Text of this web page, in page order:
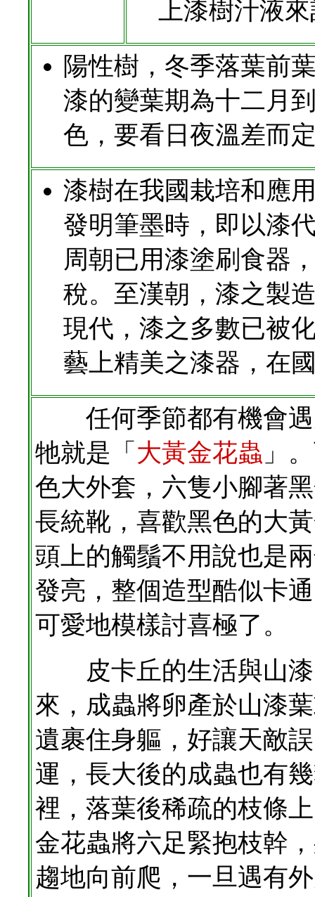
上漆樹汁液
陽性樹，冬季落葉前
漆的變葉期為十二月
色，要看日夜溫差而
漆樹在我國栽培和應
發明筆墨時，即以漆
周朝已用漆塗刷食器
稅。至漢朝，漆之製
現代，漆之多數已被
藝上精美之漆器，在
任何季節都有機會遇
牠就是「 大黃金花蟲 」
色大外套，六隻小腳著
長統靴，喜歡黑色的大
頭上的觸鬚不用說也是
發亮，整個造型酷似卡
可愛地模樣討喜極了。
皮卡丘的生活與山漆
來，成蟲將卵產於山漆
遺裹住身軀，好讓天敵
運，長大後的成蟲也有
裡，落葉後稀疏的枝條
金花蟲將六足緊抱枝幹
趨地向前爬，一旦遇有